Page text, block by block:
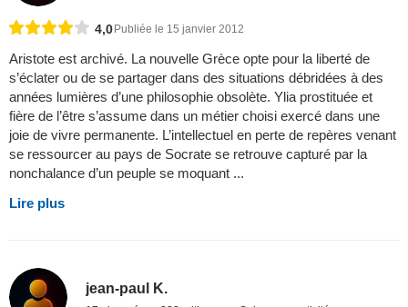
4,0Publiée le 15 janvier 2012
Aristote est archivé. La nouvelle Grèce opte pour la liberté de
s’éclater ou de se partager dans des situations débridées à des
années lumières d’une philosophie obsolète. Ylia prostituée et
fière de l’être s’assume dans un métier choisi exercé dans une
joie de vivre permanente. L’intellectuel en perte de repères venant
se ressourcer au pays de Socrate se retrouve capturé par la
nonchalance d’un peuple se moquant ...
Lire plus
jean-paul K.